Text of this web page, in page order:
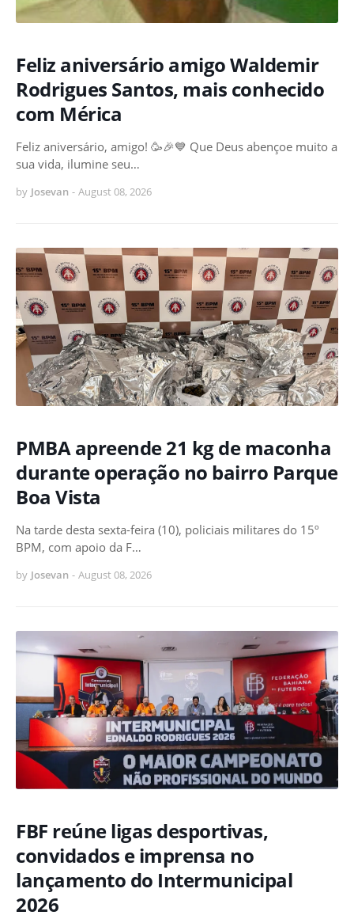
Feliz aniversário amigo Waldemir
Rodrigues Santos, mais conhecido
com Mérica
Feliz aniversário, amigo! 🥳🎉💙 Que Deus abençoe muito a
sua vida, ilumine seu…
by Josevan - August 08, 2026
PMBA apreende 21 kg de maconha
durante operação no bairro Parque
Boa Vista
Na tarde desta sexta-feira (10), policiais militares do 15º
BPM, com apoio da F…
by Josevan - August 08, 2026
FBF reúne ligas desportivas,
convidados e imprensa no
lançamento do Intermunicipal
2026